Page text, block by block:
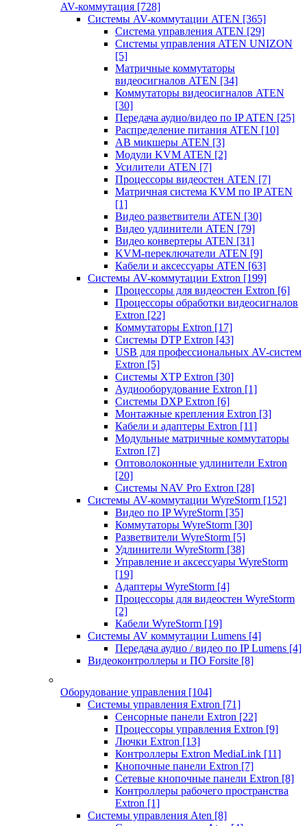
AV-коммутация [728]
Системы AV-коммутации ATEN [365]
Система управления ATEN [29]
Системы управления ATEN UNIZON
[5]
Матричные коммутаторы
видеосигналов ATEN [34]
Коммутаторы видеосигналов ATEN
[30]
Передача аудио/видео по IP ATEN [25]
Распределение питания ATEN [10]
АВ микшеры ATEN [3]
Модули KVM ATEN [2]
Усилители ATEN [7]
Процессоры видеостен ATEN [7]
Матричная система KVM по IP ATEN
[1]
Видео разветвители ATEN [30]
Видео удлинители ATEN [79]
Видео конвертеры ATEN [31]
KVM-переключатели ATEN [9]
Кабели и аксессуары ATEN [63]
Системы AV-коммутации Extron [199]
Процессоры для видеостен Extron [6]
Процессоры обработки видеосигналов
Extron [22]
Коммутаторы Extron [17]
Системы DTP Extron [43]
USB для профессиональных AV-систем
Extron [5]
Системы XTP Extron [30]
Аудиооборудование Extron [1]
Системы DXP Extron [6]
Монтажные крепления Extron [3]
Кабели и адаптеры Extron [11]
Модульные матричные коммутаторы
Extron [7]
Оптоволоконные удлинители Extron
[20]
Системы NAV Pro Extron [28]
Системы AV-коммутации WyreStorm [152]
Видео по IP WyreStorm [35]
Коммутаторы WyreStorm [30]
Разветвители WyreStorm [5]
Удлинители WyreStorm [38]
Управление и аксессуары WyreStorm
[19]
Адаптеры WyreStorm [4]
Процессоры для видеостен WyreStorm
[2]
Кабели WyreStorm [19]
Системы AV коммутации Lumens [4]
Передача аудио / видео по IP Lumens [4]
Видеоконтроллеры и ПО Forsite [8]
Оборудование управления [104]
Системы управления Extron [71]
Сенсорные панели Extron [22]
Процессоры управления Extron [9]
Лючки Extron [13]
Контроллеры Extron MediaLink [11]
Кнопочные панели Extron [7]
Сетевые кнопочные панели Extron [8]
Контроллеры рабочего пространства
Extron [1]
Системы управления Aten [8]